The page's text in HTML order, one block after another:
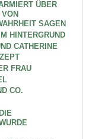
ÜBER
SAGEN
HINTERGRUND
CATHERINE
FRAU
CO.